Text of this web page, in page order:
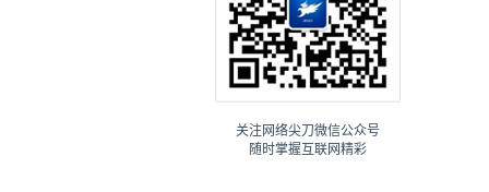
关注网络尖刀微信公众号
随时掌握互联网精彩